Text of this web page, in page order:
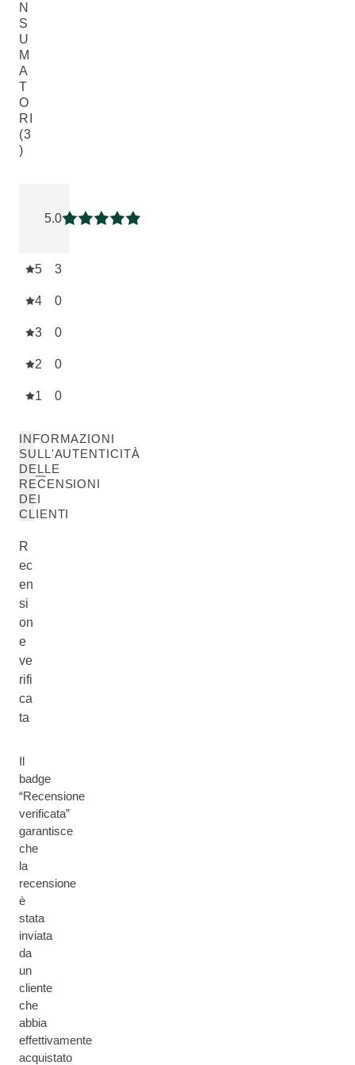
N
S
U
M
A
T
O
RI
(3
)
5.0
Valutazione attuale: 5 su 5 stelle
5 3
4 0
3 0
2 0
1 0
INFORMAZIONI
SULL'AUTENTICITÀ
DELLE
RECENSIONI
DEI
CLIENTI
R
ec
en
si
on
e
ve
rifi
ca
ta
Il
badge
“Recensione
verificata”
garantisce
che
la
recensione
è
stata
inviata
da
un
cliente
che
abbia
effettivamente
acquistato